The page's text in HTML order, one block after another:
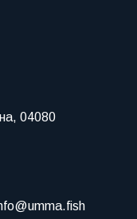
04080